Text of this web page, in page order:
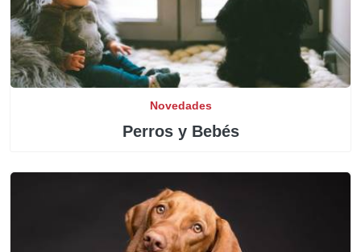
Novedades
Perros y Bebés